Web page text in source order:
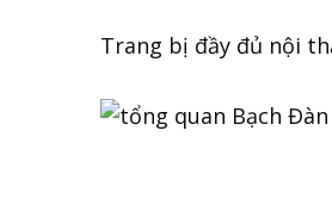
Trang bị đầy đủ nội